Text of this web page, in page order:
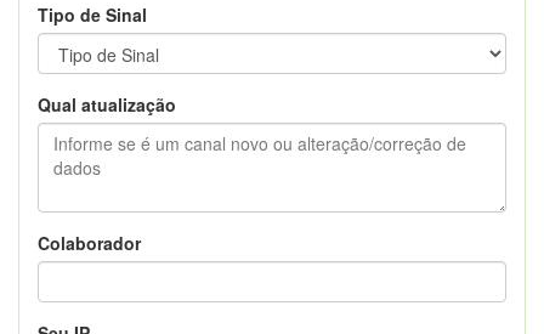
Tipo de Sinal
Qual atualização
Colaborador